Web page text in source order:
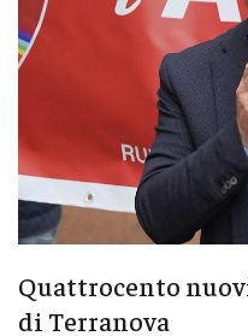
Quattrocento
di Terranova